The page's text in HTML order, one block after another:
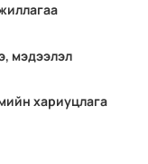
мэдээлэл
хариуцлага